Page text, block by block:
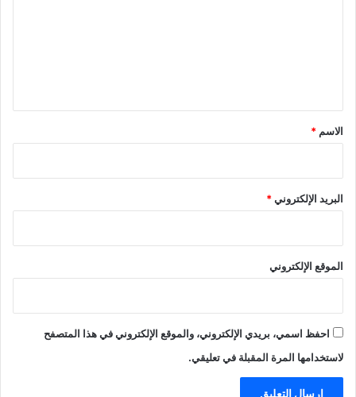
*
الاسم *
البريد الإلكتروني*
الموقع الإلكتروني
احفظ اسمي، بريدي الإلكتروني، والموقع الإلكتروني في هذا المتصفح
لاستخدامها المرة المقبلة في تعليقي.